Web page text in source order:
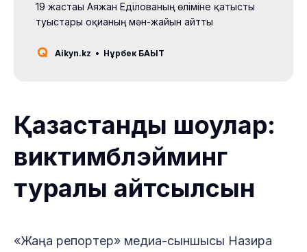
19 жастағы Аяжан Еділованың өліміне қатысты
туыстары оқиғаның мән-жайын айтты
Aikyn.kz Нұрбек БАҚЫТ
Қазақстандық шоулар:
виктимблэйминг
туралы айтсылсын
«Жаңа репортер» медиа-сыншысы Назира